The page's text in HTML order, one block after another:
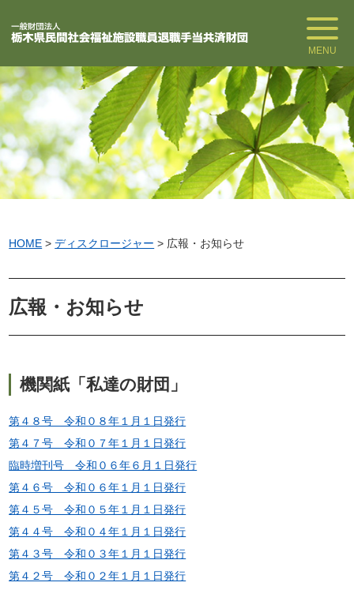
MENU
HOME >ディスクロージャー > 広報・お知らせ
広報・お知らせ
機関紙「私達の財団」
第４８号 令和０８年１月１日発行
第４７号 令和０７年１月１日発行
臨時増刊号 令和０６年６月１日発行
第４６号 令和０６年１月１日発行
第４５号 令和０５年１月１日発行
第４４号 令和０４年１月１日発行
第４３号 令和０３年１月１日発行
第４２号 令和０２年１月１日発行